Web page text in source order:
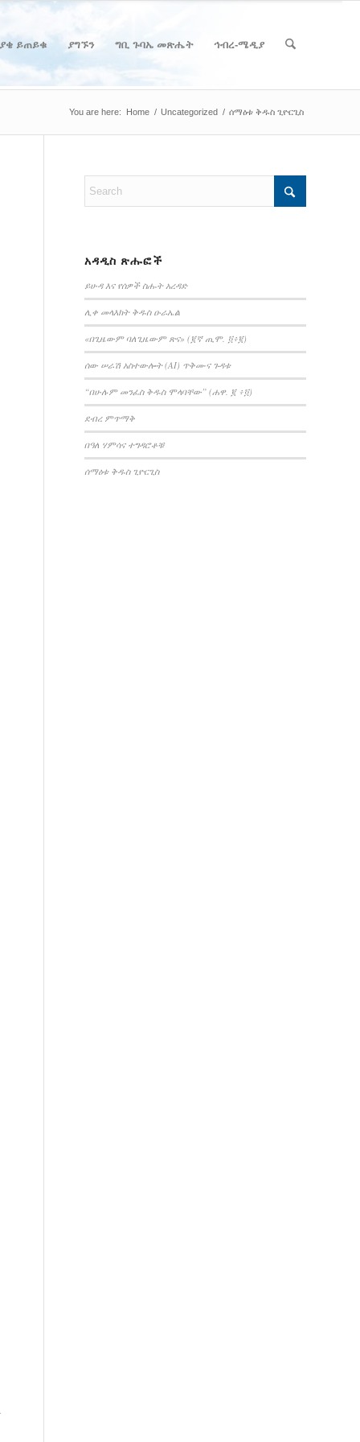
ይጠይቁ ያግኙን ግቢ ጉባኤ መጽሔት ኅብረ-ሜዲያ
You are here: Home / Uncategorized / ሰማዕቱ ቅዱስ ጊዮርጊስ
አዳዲስ ጽሑፎች
ይሁዳ እና የሰዎች ስሑት አረዳድ
ሊቀ መላእክት ቅዱስ ዑራኤል
«በጊዜውም ባለጊዜውም ጽና» (፪ኛ ጢሞ. ፬፥፪)
ሰው ሠራሽ አስተውሎት (AI) ጥቅሙና ጉዳቱ
“በሁሉም መንፈስ ቅዱስ ሞላባቸው” (ሐዋ. ፪ ፥፬)
ደብረ ምጥማቅ
በዓለ ሃምሳና ተግዳሮቶቹ
ሰማዕቱ ቅዱስ ጊዮርጊስ